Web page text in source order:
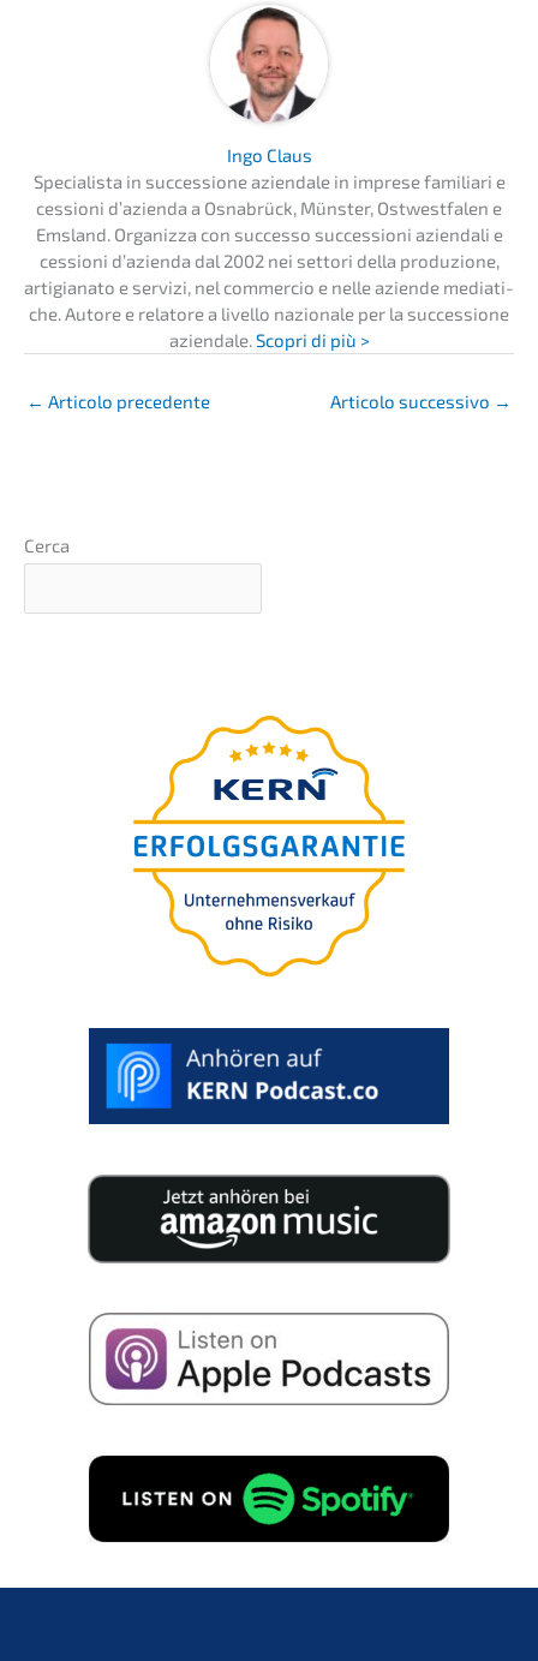
Ingo Claus
Specia­lis­ta in succes­sio­ne aziend­a­le in impre­se familia­ri e
cessio­ni d’azi­en­da a Osnabrück, Münster, Ostwest­fa­len e
Emsland. Organiz­za con succes­so succes­sio­ni aziend­a­li e
cessio­ni d’azi­en­da dal 2002 nei setto­ri della produ­zi­o­ne,
artigi­a­na­to e servi­zi, nel commer­cio e nelle azien­de media­ti­
che. Autore e relato­re a livel­lo nazio­na­le per la succes­sio­ne
aziend­a­le.Scopri di più >
← Artico­lo precedente Artico­lo succes­si­vo →
Cerca
Unter­neh­mens-wert-
Einschät­zung in 5 Minuten
Für Siekosten­frei.100% vertrau­
lich. Inklu­si­ve Auswertung.
BEWERTUNG STARTEN